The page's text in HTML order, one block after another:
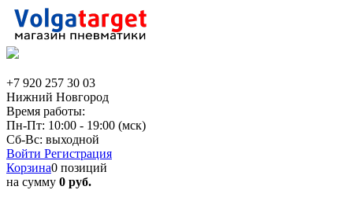
+7 920 257 30 03
Нижний Новгород
Время работы:
Пн-Пт: 10:00 - 19:00 (мск)
Сб-Вс: выходной
Войти Регистрация
Корзина0 позиций
на сумму 0 руб.